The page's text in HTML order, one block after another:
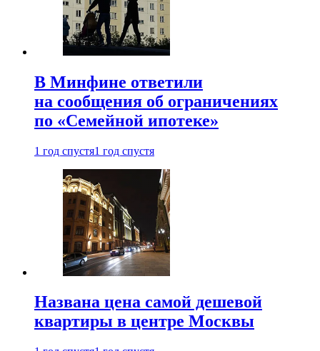
В Минфине ответили
на сообщения об ограничениях
по «Семейной ипотеке»
1 год спустя1 год спустя
Названа цена самой дешевой
квартиры в центре Москвы